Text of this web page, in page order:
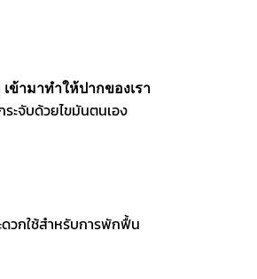
เข้ามาทำให้ปากของเรา
ะจับด้วยไขมันตนเอง
ดวกใช้สำหรับการพักฟื้น